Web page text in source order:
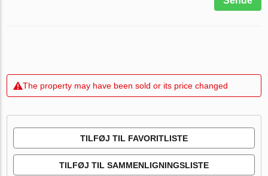
The property may have been sold or its price changed
TILFØJ TIL FAVORITLISTE
TILFØJ TIL SAMMENLIGNINGSLISTE